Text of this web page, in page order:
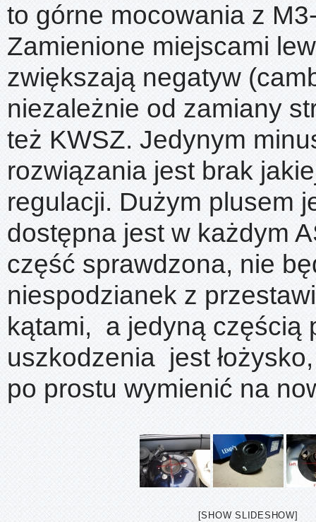
to górne mocowania z
Zamienione miejscami
zwiększają negatyw
niezależnie od zamiany
też KWSZ. Jedynym
rozwiązania jest brak
regulacji. Dużym plusem
dostępna jest w każdym
część sprawdzona, nie
niespodzianek z
kątami, a jedyną częścią
uszkodzenia jest
po prostu wymienić na
[SHOW SLIDESHOW]